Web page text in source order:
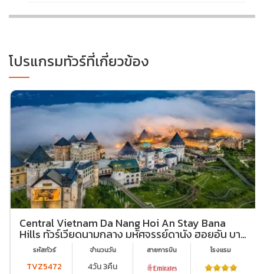
โปรแกรมทัวร์ที่เกี่ยวข้อง
Central Vietnam Da Nang Hoi An Stay Bana
Hills ทัวร์เวียดนามกลาง มหัศจรรย์ดานัง ฮอยอัน บา
นาฮิลล์ (พักบานาฮิลล์ 2 คืน)
รหัสทัวร์
TVZ5472
จำนวนวัน
4วัน 3คืน
สายการบิน โรงเเรม